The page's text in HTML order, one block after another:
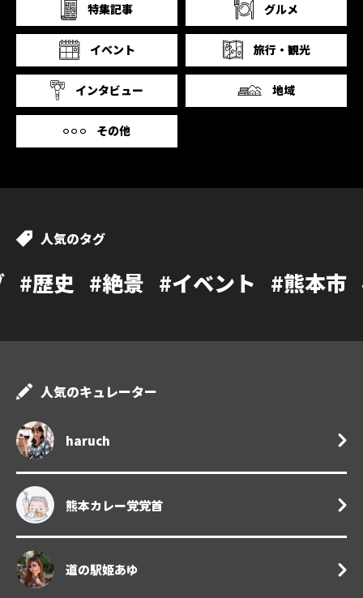
特集記事 グルメ
イベント 旅行・観光
インタビュー 地域
その他
人気のタグ
絶景 #イベント #熊本市 #カフェ
人気のキュレーター
haruch
熊本カレー党党首
道の駅姫あゆ